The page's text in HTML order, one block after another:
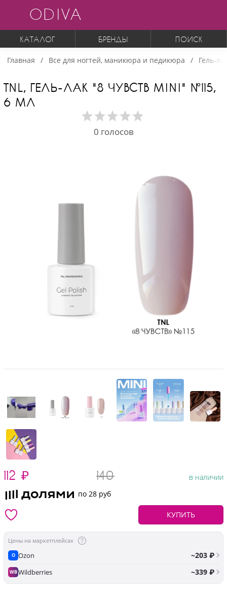
ODIVA
КАТАЛОГ БРЕНДЫ ПОИСК
Главная Все для ногтей, маникюра и педикюра Гель-
TNL, ГЕЛЬ-ЛАК "8 ЧУВСТВ MINI" №115,
6 МЛ
0 голосов
112 ₽ 140
в наличии
по 28 руб
КУПИТЬ
Цены на маркетплейсах
O Ozon ~203 ₽
WBWildberries ~339 ₽